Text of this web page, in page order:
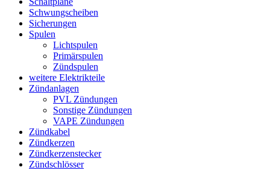
Schwungscheiben
Sicherungen
Spulen
Lichtspulen
Primärspulen
Zündspulen
weitere Elektrikteile
Zündanlagen
PVL Zündungen
Sonstige Zündungen
VAPE Zündungen
Zündkabel
Zündkerzen
Zündkerzenstecker
Zündschlösser